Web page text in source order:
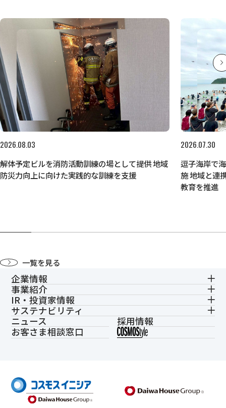
2026.08.03
解体予定ビルを消防活動訓練の場として提供 地域
防災力向上に向けた実践的な訓練を支援
2026.07.30
逗子海岸で
施 地域と連
教育を推進
一覧を見る
企業情報
事業紹介
IR・投資家情報
サステナビリティ
ニュース
採用情報
お客さま相談窓口